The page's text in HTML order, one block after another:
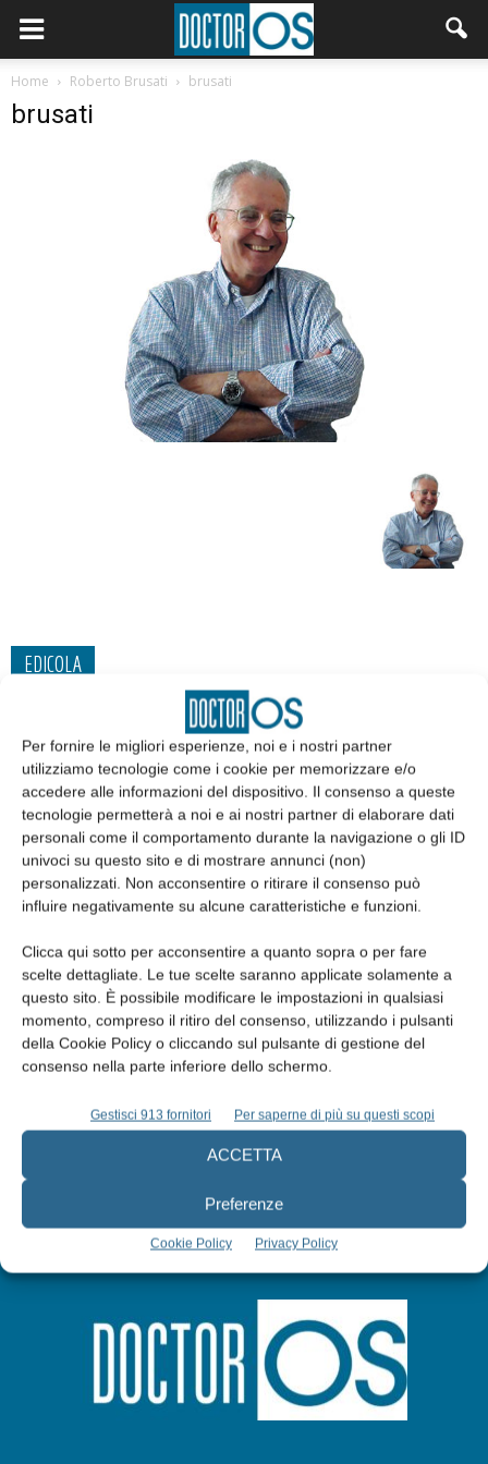
Per fornire le migliori esperienze, noi e i nostri partner
utilizziamo tecnologie come i cookie per memorizzare e/o
accedere alle informazioni del dispositivo. Il consenso a queste
tecnologie permetterà a noi e ai nostri partner di elaborare dati
personali come il comportamento durante la navigazione o gli ID
univoci su questo sito e di mostrare annunci (non)
personalizzati. Non acconsentire o ritirare il consenso può
influire negativamente su alcune caratteristiche e funzioni.
Clicca qui sotto per acconsentire a quanto sopra o per fare
scelte dettagliate. Le tue scelte saranno applicate solamente a
questo sito. È possibile modificare le impostazioni in qualsiasi
momento, compreso il ritiro del consenso, utilizzando i pulsanti
della Cookie Policy o cliccando sul pulsante di gestione del
consenso nella parte inferiore dello schermo.
Gestisci 913 fornitori Per saperne di più su questi scopi
ACCETTA
Preferenze
Cookie Policy Privacy Policy
Home Roberto Brusati brusati
brusati
EDICOLA
Edicola web
Abbonati